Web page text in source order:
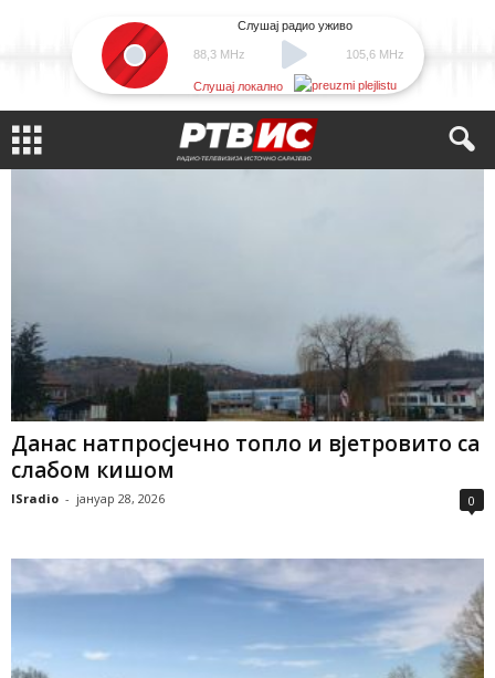
88,3 MHz
Слушај радио уживо
105,6 MHz
Слушај локално
Данас натпросјечно топло и вјетровито са
слабом кишом
ISradio - јануар 28, 2026 0